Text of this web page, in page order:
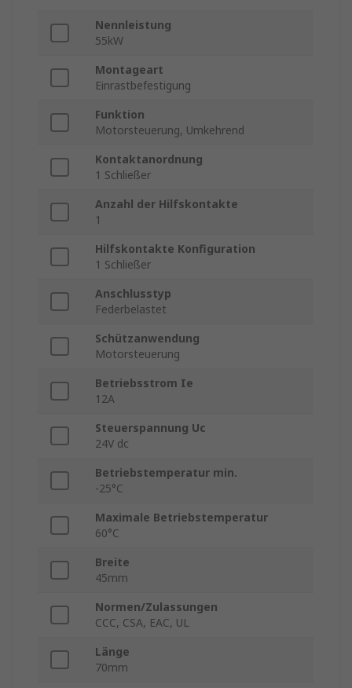
Nennleistung
55kW
Montageart
Einrastbefestigung
Funktion
Motorsteuerung, Umkehrend
Kontaktanordnung
1 Schließer
Anzahl der Hilfskontakte
1
Hilfskontakte Konfiguration
1 Schließer
Anschlusstyp
Federbelastet
Schützanwendung
Motorsteuerung
Betriebsstrom Ie
12A
Steuerspannung Uc
24V dc
Betriebstemperatur min.
-25°C
Maximale Betriebstemperatur
60°C
Breite
45mm
Normen/Zulassungen
CCC, CSA, EAC, UL
Länge
70mm